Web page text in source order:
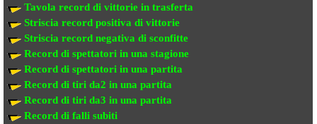
Tavola record di vittorie in trasferta
Striscia record positiva di vittorie
Striscia record negativa di sconfitte
Record di spettatori in una stagione
Record di spettatori in una partita
Record di tiri da2 in una partita
Record di tiri da3 in una partita
Record di falli subiti